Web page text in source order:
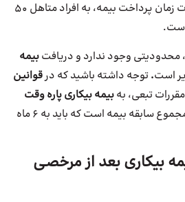
متفاوت باشد. بیش‌ترین مدت زمان پرداخت بیمه، به افراد متاهل 50
محدودیتی وجود ندارد و دریافتبیمه
است. توجه داشته باشید که درقوانین
تبعی، بهبیمه بیکاری پاره وقت
اشاره‌ای نشده است و مهم مجموع سابقه بیمه است که باید به 6 ماه
بیکاری بعد از مرخصی